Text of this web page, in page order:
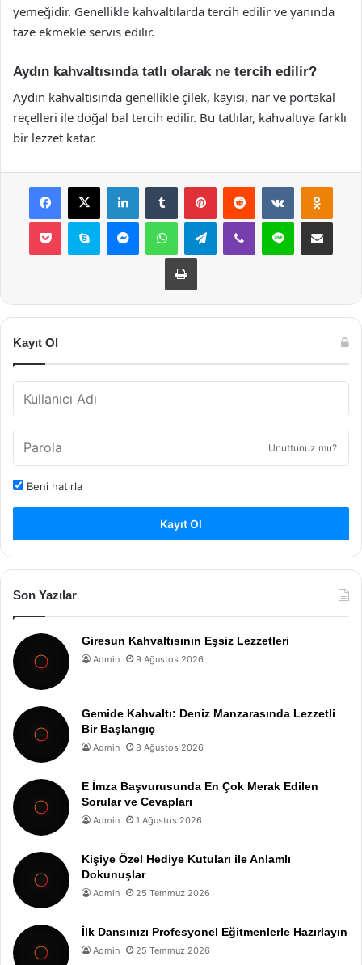
yemeğidir. Genellikle kahvaltılarda tercih edilir ve yanında
taze ekmekle servis edilir.
Aydın kahvaltısında tatlı olarak ne tercih edilir?
Aydın kahvaltısında genellikle çilek, kayısı, nar ve portakal
reçelleri ile doğal bal tercih edilir. Bu tatlılar, kahvaltıya farklı
bir lezzet katar.
Facebook
X LinkedInTumblr PinterestReddit VKontakte
Pocket Skype MessengerWhatsAppTelegramViber Line E-Posta ile
Yazdır
Kayıt Ol
Unuttunuz mu?
Beni hatırla
Kayıt Ol
Son Yazılar
Giresun Kahvaltısının Eşsiz Lezzetleri
Admin 9 Ağustos 2026
Gemide Kahvaltı: Deniz Manzarasında Lezzetli
Bir Başlangıç
Admin 8 Ağustos 2026
E İmza Başvurusunda En Çok Merak Edilen
Sorular ve Cevapları
Admin 1 Ağustos 2026
Kişiye Özel Hediye Kutuları ile Anlamlı
Dokunuşlar
Admin 25 Temmuz 2026
İlk Dansınızı Profesyonel Eğitmenlerle Hazırlayın
Admin 25 Temmuz 2026